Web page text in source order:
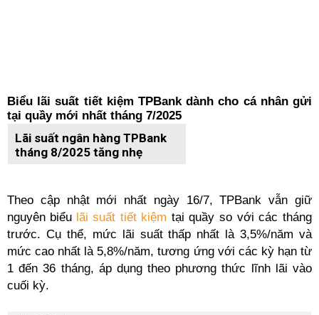
Biểu lãi suất tiết kiệm TPBank dành cho cá nhân gửi
tại quầy mới nhất tháng 7/2025
Lãi suất ngân hàng TPBank
tháng 8/2025 tăng nhẹ
Theo cập nhật mới nhất ngày 16/7, TPBank vẫn giữ
nguyên biểu lãi suất tiết kiệm tại quầy so với các tháng
trước. Cụ thể, mức lãi suất thấp nhất là 3,5%/năm và
mức cao nhất là 5,8%/năm, tương ứng với các kỳ hạn từ
1 đến 36 tháng, áp dụng theo phương thức lĩnh lãi vào
cuối kỳ.